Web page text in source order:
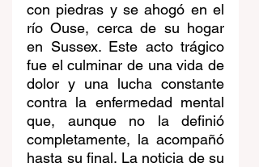
con piedras y se ahogó en el
río Ouse, cerca de su hogar
en Sussex. Este acto trágico
fue el culminar de una vida de
dolor y una lucha constante
contra la enfermedad mental
que, aunque no la definió
completamente, la acompañó
hasta su final. La noticia de su